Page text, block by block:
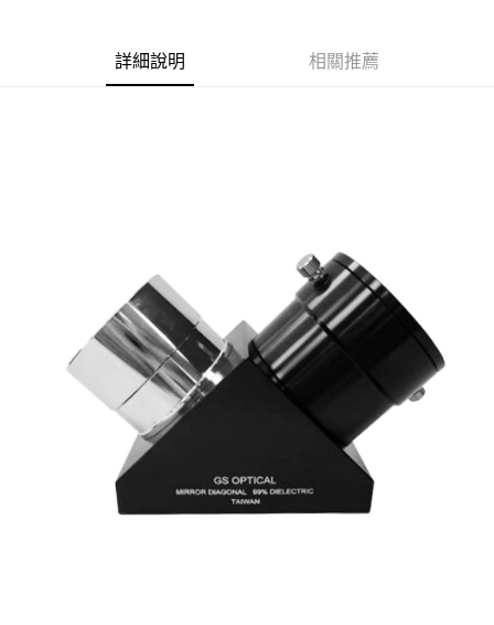
每筆NT$180，滿NT$2,000(含以上)免運費
詳細說明 相關推薦